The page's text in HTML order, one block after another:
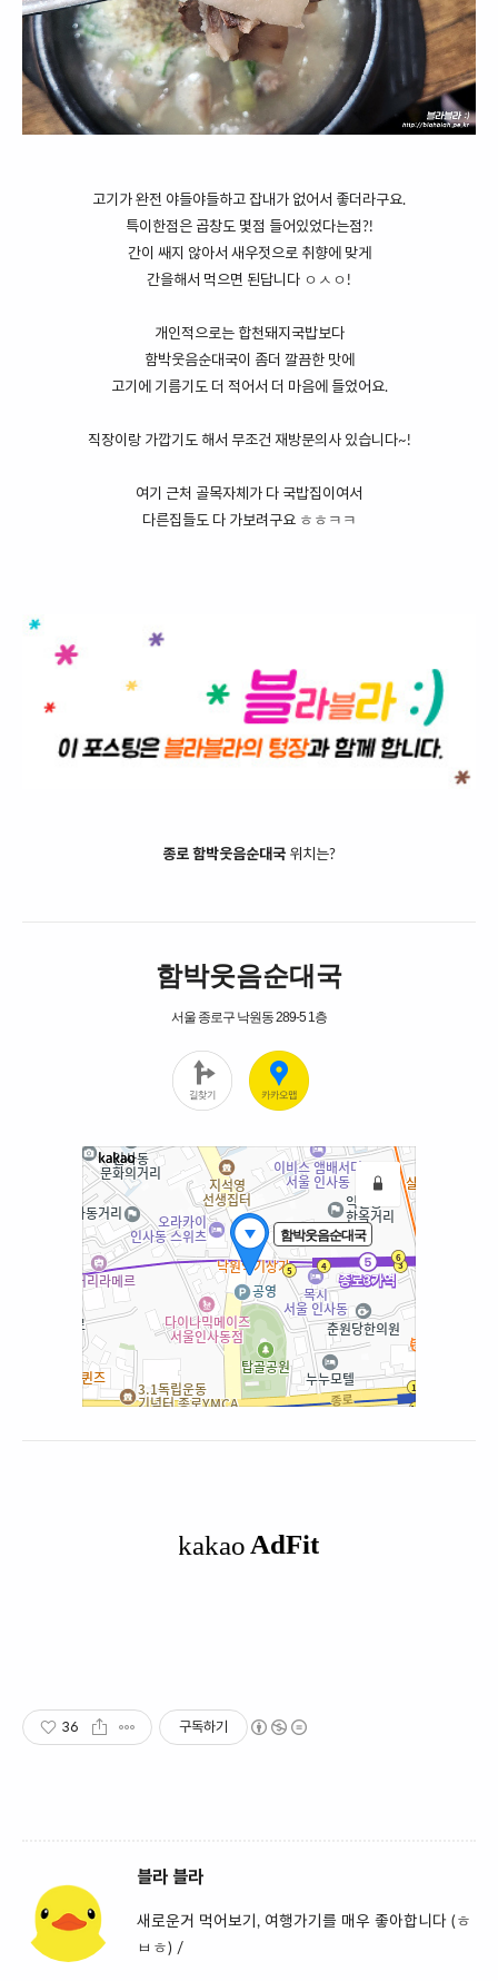
고기가 완전 야들야들하고 잡내가 없어서 좋더라구요.
특이한점은 곱창도 몇점 들어있었다는점?!
간이 쌔지 않아서 새우젓으로 취향에 맞게
간을해서 먹으면 된답니다 ㅇㅅㅇ!
개인적으로는 합천돼지국밥보다
함박웃음순대국이 좀더 깔끔한 맛에
고기에 기름기도 더 적어서 더 마음에 들었어요.
직장이랑 가깝기도 해서 무조건 재방문의사 있습니다~!
여기 근처 골목자체가 다 국밥집이여서
다른집들도 다 가보려구요 ㅎㅎㅋㅋ
종로 함박웃음순대국 위치는?
36 구독하기
블라 블라
새로운거 먹어보기, 여행가기를 매우 좋아합니다 (ㅎ
ㅂㅎ) /